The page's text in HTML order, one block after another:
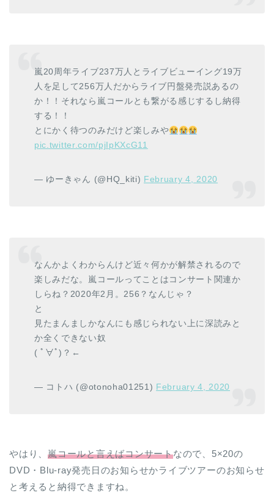
嵐20周年ライブ237万人とライブビューイング19万
人を足して256万人だからライブ円盤発売説あるの
か！！それなら嵐コールとも繋がる感じするし納得
する！！
とにかく待つのみだけど楽しみや
pic.twitter.com/pjIpKXcG11
— ゆーきゃん (@HQ_kiti) February 4, 2020
なんかよくわからんけど近々何かが解禁されるので
楽しみだな。嵐コールってことはコンサート関連か
しらね？2020年2月。256？なんじゃ？
と
見たまんましかなんにも感じられない上に深読みと
か全くできない奴
( ﾟ∀ﾟ)？←
— コトハ (@otonoha01251) February 4, 2020
やはり、嵐コールと言えばコンサートなので、5×20の
DVD・Blu-ray発売日のお知らせかライブツアーのお知らせ
と考えると納得できますね。